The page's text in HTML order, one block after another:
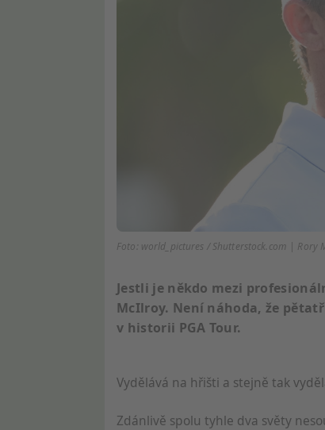
Foto: world_pictures / Shutterstock.com | Rory
Jestli je někdo mezi
McIlroy. Není náhoda, že
v historii PGA Tour.
Vydělává na hřišti a stejně tak
Zdánlivě spolu tyhle dva světy